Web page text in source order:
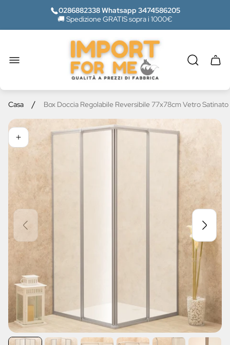
0286882338 Whatsapp 3474586205
🚚 Spedizione GRATIS sopra i 1000€
Logo
del
negozio"
Casa / Box Doccia Regolabile Reversibile 77x78cm Vetro